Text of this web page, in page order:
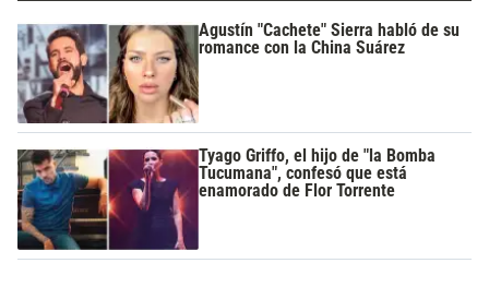
Agustín "Cachete" Sierra habló de su
romance con la China Suárez
Tyago Griffo, el hijo de "la Bomba
Tucumana", confesó que está
enamorado de Flor Torrente